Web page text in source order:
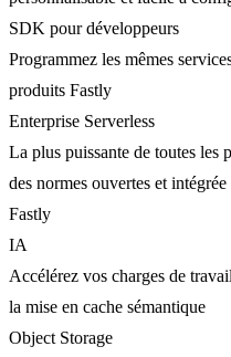
SDK pour développeurs
Programmez les mêmes
produits Fastly
Enterprise Serverless
La plus puissante de toutes les
des normes ouvertes et
Fastly
IA
Accélérez vos charges de
la mise en cache sémantique
Object Storage